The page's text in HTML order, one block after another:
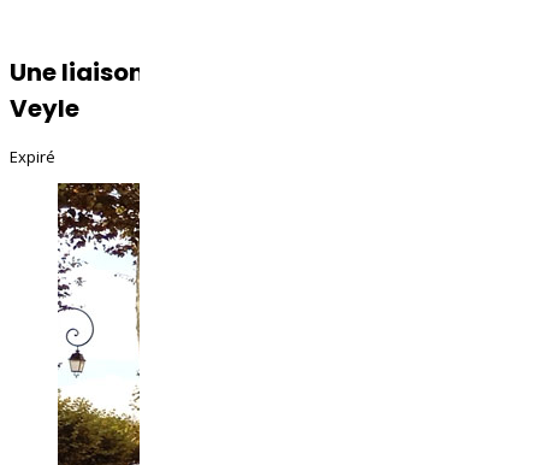
Une liaison entre ses deux rives de la
Veyle
Expiré